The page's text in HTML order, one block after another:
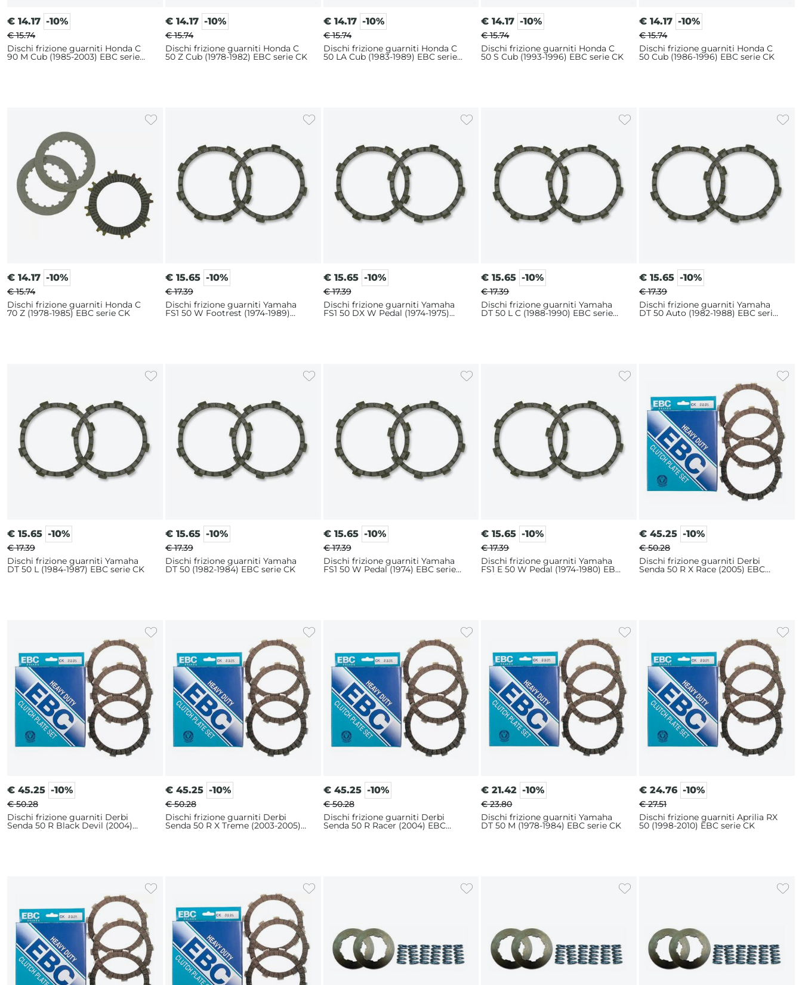
€ 14.17 -10%
€ 15.74
Dischi frizione guarniti Honda C
90 M Cub (1985-2003) EBC serie
€ 14.17 -10%
€ 15.74
Dischi frizione guarniti Honda C
50 Z Cub (1978-1982) EBC serie CK
€ 14.17 -10%
€ 15.74
Dischi frizione guarniti Honda C
50 LA Cub (1983-1989) EBC serie
€ 14.17 -10%
€ 15.74
Dischi frizione guarniti Honda C
50 S Cub (1993-1996) EBC serie CK
€ 14.17 -10%
€ 15.74
Dischi frizione guarniti Honda C
50 Cub (1986-1996) EBC serie CK
€ 14.17 -10%
€ 15.74
Dischi frizione guarniti Honda C
70 Z (1978-1985) EBC serie CK
€ 15.65 -10%
€ 17.39
Dischi frizione guarniti Yamaha
FS1 50 W Footrest (1974-1989)
EBC serie CK
€ 15.65 -10%
€ 17.39
Dischi frizione guarniti Yamaha
FS1 50 DX W Pedal (1974-1975)
EBC serie CK
€ 15.65 -10%
€ 17.39
Dischi frizione guarniti Yamaha
DT 50 L C (1988-1990) EBC serie
€ 15.65 -10%
€ 17.39
Dischi frizione guarniti Yamaha
DT 50 Auto (1982-1988) EBC serie
€ 15.65 -10%
€ 17.39
Dischi frizione guarniti Yamaha
DT 50 L (1984-1987) EBC serie CK
€ 15.65 -10%
€ 17.39
Dischi frizione guarniti Yamaha
DT 50 (1982-1984) EBC serie CK
€ 15.65 -10%
€ 17.39
Dischi frizione guarniti Yamaha
FS1 50 W Pedal (1974) EBC serie
€ 15.65 -10%
€ 17.39
Dischi frizione guarniti Yamaha
FS1 E 50 W Pedal (1974-1980) EBC
serie CK
€ 45.25 -10%
€ 50.28
Dischi frizione guarniti Derbi
Senda 50 R X Race (2005) EBC
serie CK
€ 45.25 -10%
€ 50.28
Dischi frizione guarniti Derbi
Senda 50 R Black Devil (2004)
EBC serie CK
€ 45.25 -10%
€ 50.28
Dischi frizione guarniti Derbi
Senda 50 R X Treme (2003-2005)
EBC serie CK
€ 45.25 -10%
€ 50.28
Dischi frizione guarniti Derbi
Senda 50 R Racer (2004) EBC
serie CK
€ 21.42 -10%
€ 23.80
Dischi frizione guarniti Yamaha
DT 50 M (1978-1984) EBC serie CK
€ 24.76 -10%
€ 27.51
Dischi frizione guarniti Aprilia RX
50 (1998-2010) EBC serie CK